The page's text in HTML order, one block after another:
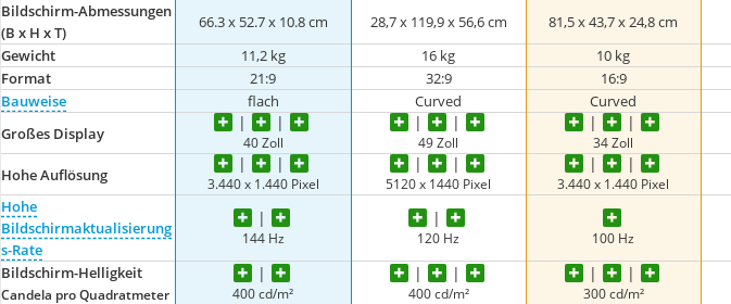
Bildschirm-Abmessungen
(B x H x T)
‎66.3 x 52.7 x 10.8 cm ‎28,7 x 119,9 x 56,6 cm ‎81,5 x 43,7 x 24,8 cm
Gewicht
‎11,2 kg ‎16 kg 10 kg
Format
21:9 32:9 16:9
Bauweise
flach Curved Curved
Großes Display
‎40 Zoll 49 Zoll 34 Zoll
Hohe Auflösung 3.440 x 1.440 Pixel 5120 x 1440 Pixel 3.440 x 1.440 Pixel
Hohe
Bildschirmaktualisierung
s-Rate
144 Hz 120 Hz 100 Hz
Bildschirm-Helligkeit
Candela pro Quadratmeter 400 cd/m² 400 cd/m² 300 cd/m²